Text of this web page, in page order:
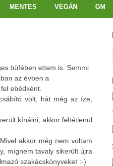
MENTES VEGÁN GM
büfében ettem is. Semmi
az évben a
ebédként.
volt, hát még az íze,
kínálni, akkor feltétlenül
akkor még nem voltam
mígnem tavaly sikerült újra
szakácskönyveket :-)